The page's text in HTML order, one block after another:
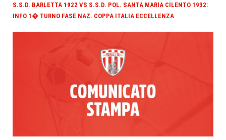
S.S.D. BARLETTA 1922 VS S.S.D. POL. SANTA MARIA CILENTO 1932:
INFO 1� TURNO FASE NAZ. COPPA ITALIA ECCELLENZA